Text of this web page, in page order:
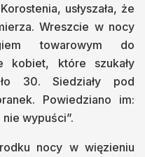
usłyszała, że
Wreszcie w nocy
towarowym do
kobiet, które szukały
30. Siedziały pod
Powiedziano im:
wypuści”.
nocy w więzieniu